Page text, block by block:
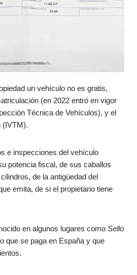
un vehículo no es gratis,
(en 2022 entró en vigor
Técnica de Vehículos), y el
(IVTM).
e inspecciones del vehículo
potencia fiscal, de sus caballos
de la antigüedad del
emita, de si el propietario tiene
en algunos lugares como Sello
que se paga en España y que